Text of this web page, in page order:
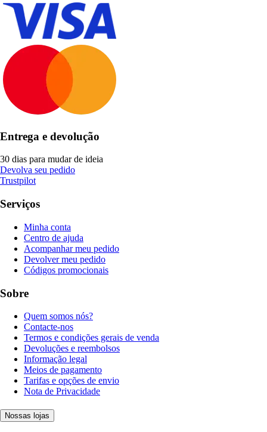
Entrega e devolução
30 dias para mudar de ideia
Devolva seu pedido
Trustpilot
Serviços
Minha conta
Centro de ajuda
Acompanhar meu pedido
Devolver meu pedido
Códigos promocionais
Sobre
Quem somos nós?
Contacte-nos
Termos e condições gerais de venda
Devoluções e reembolsos
Informação legal
Meios de pagamento
Tarifas e opções de envio
Nota de Privacidade
Nossas lojas